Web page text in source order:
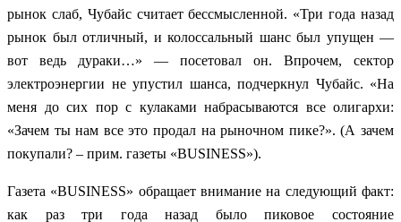
рынок слаб, Чубайс считает бессмысленной. «Три года назад
рынок был отличный, и колоссальный шанс был упущен —
вот ведь дураки…» — посетовал он. Впрочем, сектор
электроэнергии не упустил шанса, подчеркнул Чубайс. «На
меня до сих пор с кулаками набрасываются все олигархи:
«Зачем ты нам все это продал на рыночном пике?». (А зачем
покупали? – прим. газеты «BUSINESS»).
Газета «BUSINESS» обращает внимание на следующий факт:
как раз три года назад было пиковое состояние